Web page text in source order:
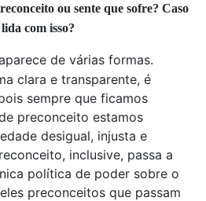
ou sente que sofre? Caso
com isso?
de várias formas.
clara e transparente, é
sempre que ficamos
preconceito estamos
desigual, injusta e
inclusive, passa a
política de poder sobre o
preconceitos que passam